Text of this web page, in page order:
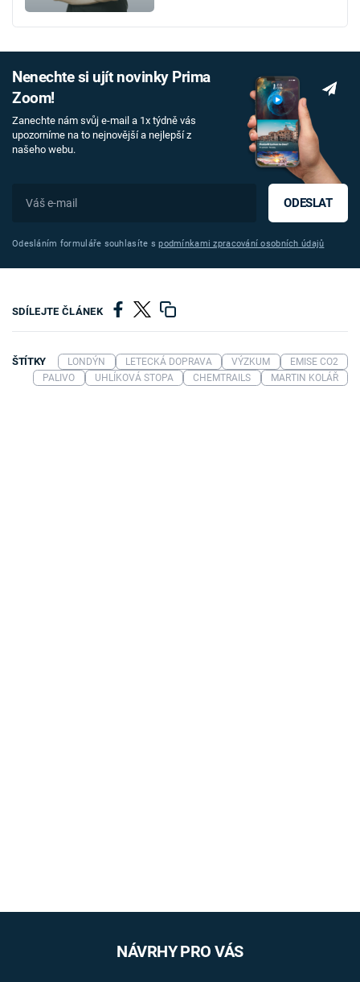
Nenechte si ujít novinky Prima
Zoom!
Zanechte nám svůj e-mail a 1x týdně vás
upozorníme na to nejnovější a nejlepší z
našeho webu.
ODESLAT
Odesláním formuláře souhlasíte spodmínkami zpracování osobních údajů
SDÍLEJTE ČLÁNEK
ŠTÍTKY LONDÝN LETECKÁ DOPRAVA VÝZKUM
EMISE CO2
PALIVO
UHLÍKOVÁ STOPA CHEMTRAILS MARTIN KOLÁŘ
NÁVRHY PRO VÁS